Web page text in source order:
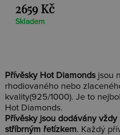
2659 Kč
Skladem
Přívěsky Hot Diamonds jsou
rhodiovaného nebo
kvality(925/1000). Je to
Hot Diamonds.
Přívěsky jsou dodávány
stříbrným řetízkem. Každý